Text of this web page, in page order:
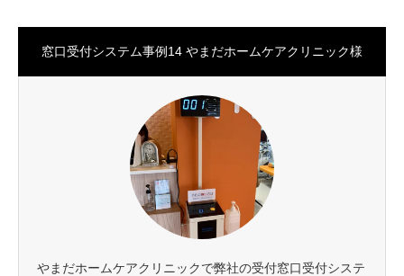
窓口受付システム事例14 やまだホームケアクリニック様
やまだホームケアクリニックで弊社の受付窓口受付システ